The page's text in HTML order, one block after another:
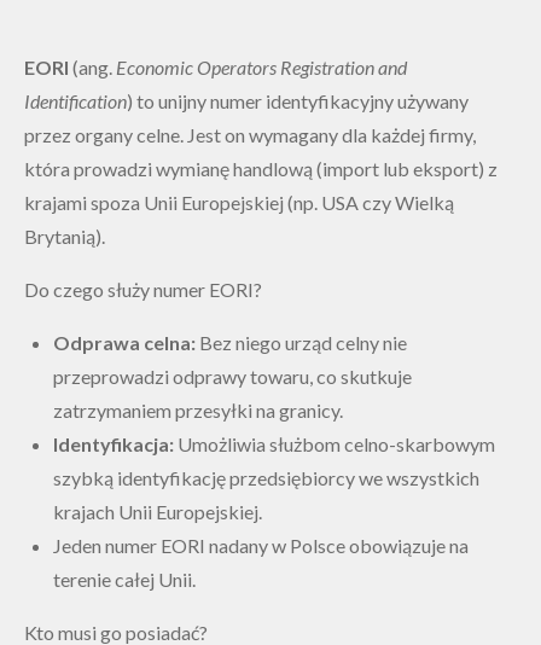
EORI (ang. Economic Operators Registration and
Identification) to unijny numer identyfikacyjny używany
przez organy celne. Jest on wymagany dla każdej firmy,
która prowadzi wymianę handlową (import lub eksport) z
krajami spoza Unii Europejskiej (np. USA czy Wielką
Brytanią).
Do czego służy numer EORI?
Odprawa celna: Bez niego urząd celny nie
przeprowadzi odprawy towaru, co skutkuje
zatrzymaniem przesyłki na granicy.
Identyfikacja: Umożliwia służbom celno-skarbowym
szybką identyfikację przedsiębiorcy we wszystkich
krajach Unii Europejskiej.
Jeden numer EORI nadany w Polsce obowiązuje na
terenie całej Unii.
Kto musi go posiadać?